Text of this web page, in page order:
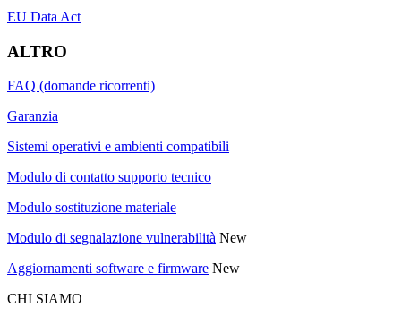
EU Data Act
ALTRO
FAQ (domande ricorrenti)
Garanzia
Sistemi operativi e ambienti compatibili
Modulo di contatto supporto tecnico
Modulo sostituzione materiale
Modulo di segnalazione vulnerabilità New
Aggiornamenti software e firmware New
CHI SIAMO